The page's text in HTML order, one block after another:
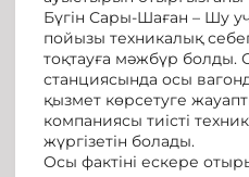
Бүгін Сары-Шаған – Шу
пойызы техникалық
тоқтауға мәжбүр
станциясында осы
қызмет көрсетуге
компаниясы тиісті
жүргізетін болады.
Осы фактіні ескере